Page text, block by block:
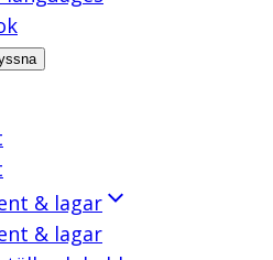
& lagar
& lagar